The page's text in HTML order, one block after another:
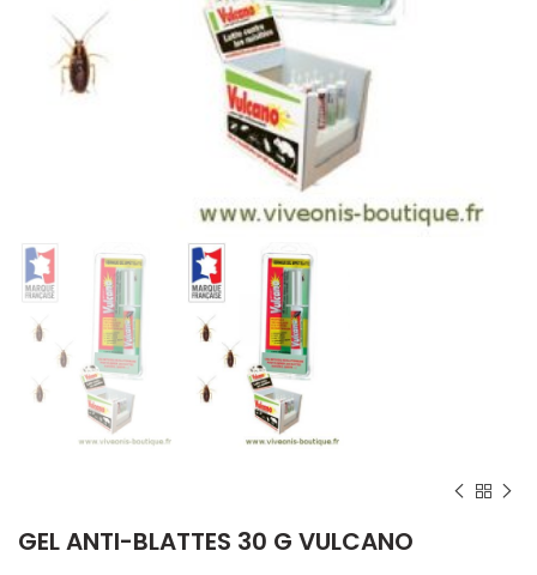
GEL ANTI-BLATTES 30 G VULCANO